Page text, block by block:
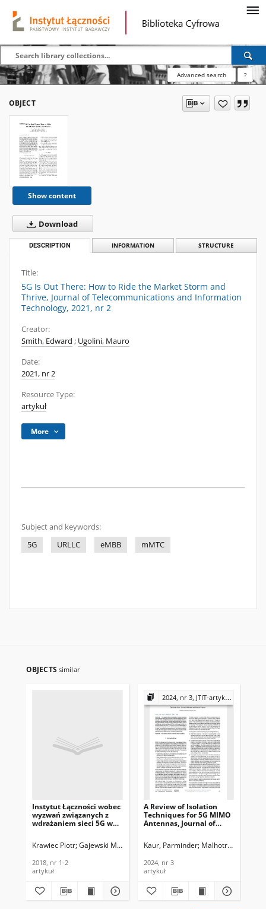
Advanced search ?
OBJECT
Show content
Download
DESCRIPTION INFORMATION STRUCTURE
Title:
5G Is Out There: How to Ride the Market Storm and
Thrive, Journal of Telecommunications and Information
Technology, 2021, nr 2
Creator:
Smith, Edward ; Ugolini, Mauro
Date:
2021, nr 2
Resource Type:
artykuł
More
Subject and keywords:
5G
URLLC eMBB mMTC
OBJECTS similar
Instytut Łączności wobec
wyzwań związanych z
wdrażaniem sieci 5G w
2018, nr 1-2
Krawiec Piotr Gajewski Mariusz Sienkiewicz Konrad Mongay Batalla
2018, nr 1-2
artykuł
2024, nr 3, JTIT-artykuły
A Review of Isolation
Techniques for 5G MIMO
Antennas, Journal of
2024, nr 3
Kaur, Parminder Malhotra, Shivani
2024, nr 3
artykuł